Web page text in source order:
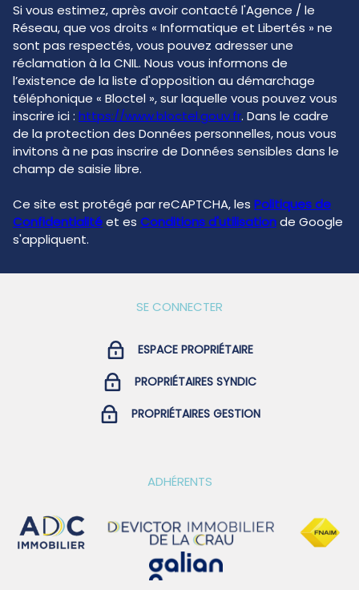
Si vous estimez, après avoir contacté l'Agence / le
Réseau, que vos droits « Informatique et Libertés » ne
sont pas respectés, vous pouvez adresser une
réclamation à la CNIL. Nous vous informons de
l’existence de la liste d'opposition au démarchage
téléphonique « Bloctel », sur laquelle vous pouvez vous
inscrire ici : https://www.bloctel.gouv.fr. Dans le cadre
de la protection des Données personnelles, nous vous
invitons à ne pas inscrire de Données sensibles dans le
champ de saisie libre.
Ce site est protégé par reCAPTCHA, les Politiques de
Confidentialitéet es Conditions d'utilisationde Google
s'appliquent.
SE CONNECTER
ESPACE PROPRIÉTAIRE
PROPRIÉTAIRES SYNDIC
PROPRIÉTAIRES GESTION
ADHÉRENTS